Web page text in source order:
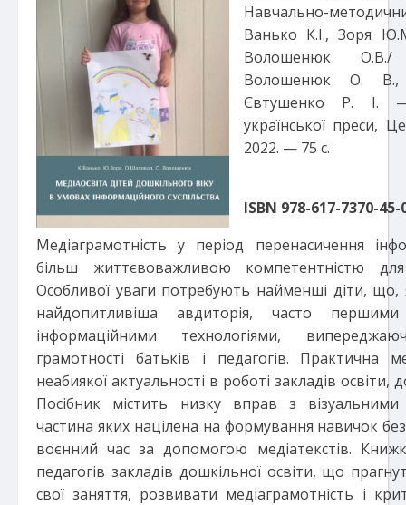
Навчально-
Ванько К.І., Зоря
Волошенюк
Волошенюк О.
Євтушенко Р. І. —
української преси,
2022. — 75 с.
ISBN 978-617-7370-45-
Медіаграмотність у період перенасичення
більш життєвоважливою компетентністю
Особливої уваги потребують найменші діти,
найдопитливіша авдиторія, часто
інформаційними технологіями,
грамотності батьків і педагогів. Практична
неабиякої актуальності в роботі закладів освіти,
Посібник містить низку вправ з
частина яких націлена на формування навичок
воєнний час за допомогою медіатекстів.
педагогів закладів дошкільної освіти, що
свої заняття, розвивати медіаграмотність і